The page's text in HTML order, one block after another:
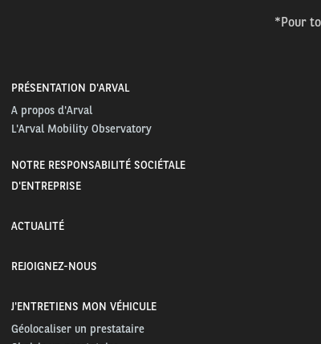
*Pour
PRÉSENTATION D'ARVAL
A propos d'Arval
L'Arval Mobility Observatory
NOTRE RESPONSABILITÉ SOCIÉTALE
D'ENTREPRISE
ACTUALITÉ
REJOIGNEZ-NOUS
J'ENTRETIENS MON VÉHICULE
Géolocaliser un prestataire